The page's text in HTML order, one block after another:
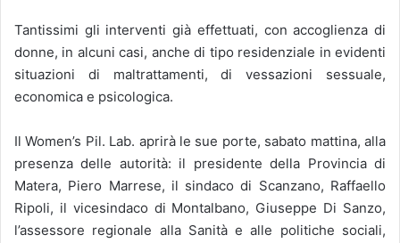
Tantissimi gli interventi già effettuati, con accoglienza di
donne, in alcuni casi, anche di tipo residenziale in evidenti
situazioni di maltrattamenti, di vessazioni sessuale,
economica e psicologica.
Il Women’s Pil. Lab. aprirà le sue porte, sabato mattina, alla
presenza delle autorità: il presidente della Provincia di
Matera, Piero Marrese, il sindaco di Scanzano, Raffaello
Ripoli, il vicesindaco di Montalbano, Giuseppe Di Sanzo,
l’assessore regionale alla Sanità e alle politiche sociali,